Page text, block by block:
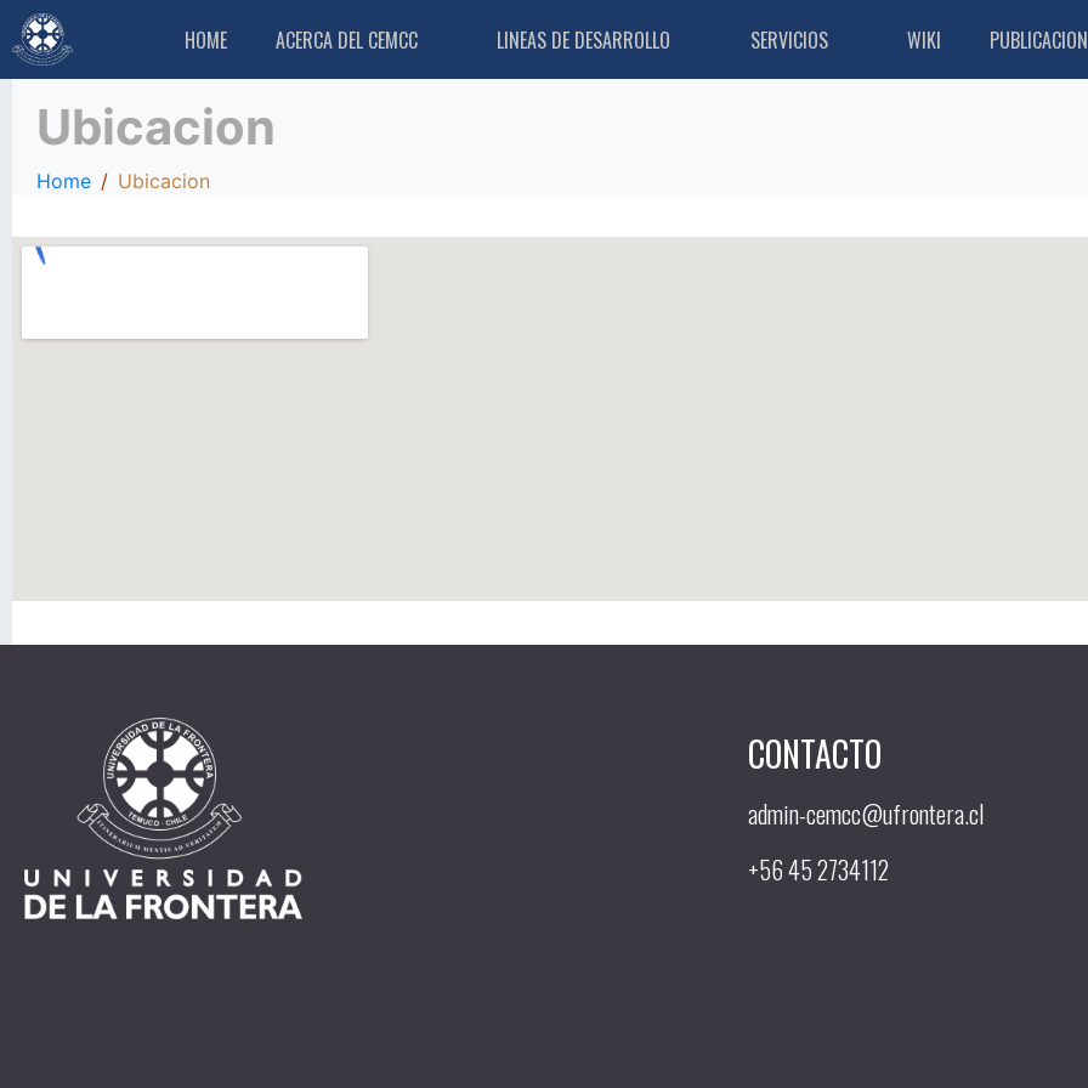
HOME ACERCA DEL CEMCC LINEAS DE DESARROLLO SERVICIOS WIKI
Ubicacion
Home Ubicacion
CONTACTO
admin-cemcc@ufrontera.cl
+56 45 2734112